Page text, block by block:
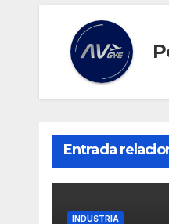
Entrada
INDUSTRIA